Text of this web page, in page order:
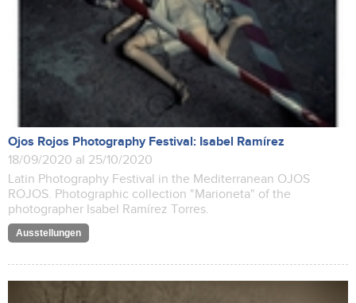
Ojos Rojos Photography Festival: Isabel Ramírez
18/09/2020 al 25/10/2020
Latin Photography Festival in the Mediterranean OJOS
ROJOS. Photographic collection "Marioneta" of the
photographer Isabel Ramírez Torres.
Ausstellungen